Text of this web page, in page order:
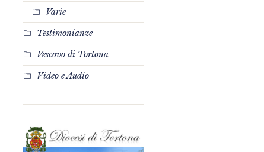
Varie
Testimonianze
Vescovo di Tortona
Video e Audio